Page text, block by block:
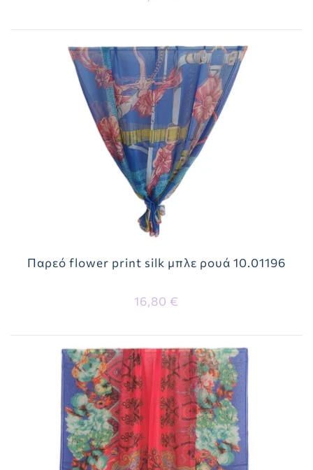
Παρεό flower print silk μπλε ρουά 10.01196
16,80 €